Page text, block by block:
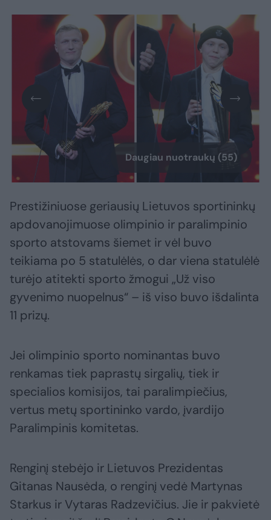
Daugiau nuotraukų (55)
Prestižiniuose geriausių Lietuvos sportininkų
apdovanojimuose olimpinio ir paralimpinio
sporto atstovams šiemet ir vėl buvo
teikiama po 5 statulėlės, o dar viena statulėlė
turėjo atitekti sporto žmogui „Už viso
gyvenimo nuopelnus“ – iš viso buvo išdalinta
11 prizų.
Jei olimpinio sporto nominantas buvo
renkamas tiek paprastų sirgalių, tiek ir
specialios komisijos, tai paralimpiečius,
vertus metų sportininko vardo, įvardijo
Paralimpinis komitetas.
Renginį stebėjo ir Lietuvos Prezidentas
Gitanas Nausėda, o renginį vedė Martynas
Starkus ir Vytaras Radzevičius. Jie ir pakvietė